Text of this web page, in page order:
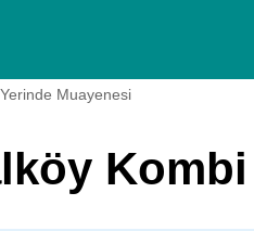
Muayenesi